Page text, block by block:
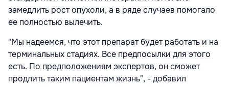
замедлить рост опухоли, а в ряде случаев помогало
ее полностью вылечить.
"Мы надеемся, что этот препарат будет работать и на
терминальных стадиях. Все предпосылки для этого
есть. По предположениям экспертов, он сможет
продлить таким пациентам жизнь", - добавил